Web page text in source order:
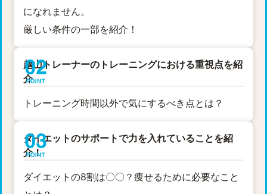
になれません。
厳しい条件の一部を紹介！
越山トレーナーのトレーニングにおける重視点を紹
介
トレーニング時間以外で気にするべき点とは？
ダイエットのサポートで力を入れていることを紹
介！
ダイエットの8割は〇〇？痩せるために必要なこと